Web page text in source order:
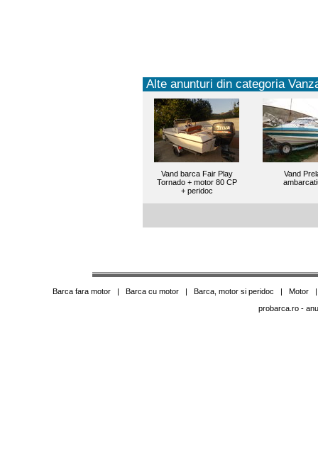
Alte anunturi din categoria
Vand barca Fair Play
Tornado + motor 80 CP
+ peridoc
Vand
Barca fara motor| Barca cu motor| Barca, motor si peridoc | Motor
probarca.ro-